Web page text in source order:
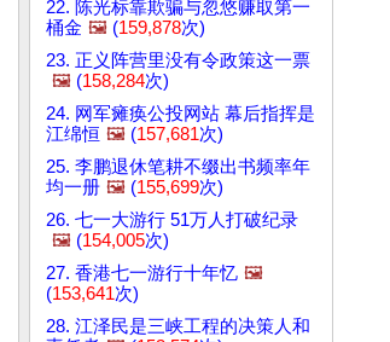
22. 陈光标靠欺骗与忽悠赚取第一
桶金 🖼️ (159,878次)
23. 正义阵营里没有令政策这一票
🖼️ (158,284次)
24. 网军瘫痪公投网站 幕后指挥是
江绵恒 🖼️ (157,681次)
25. 李鹏退休笔耕不缀出书频率年
均一册 🖼️ (155,699次)
26. 七一大游行 51万人打破纪录
🖼️ (154,005次)
27. 香港七一游行十年忆 🖼️
(153,641次)
28. 江泽民是三峡工程的决策人和